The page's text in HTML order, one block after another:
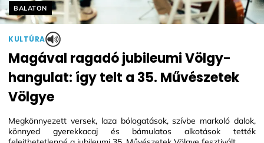
Helyszín címkék:
BALATON
KULTÚRA
Magával ragadó jubileumi Völgy-
hangulat: így telt a 35. Művészetek
Völgye
Megkönnyezett versek, laza bólogatások, szívbe markoló dalok,
könnyed gyerekkacaj és bámulatos alkotások tették